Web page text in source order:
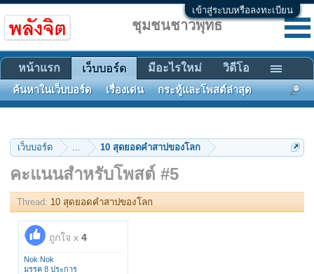
เข้าสู่ระบบหรือลงทะเบียน
เว็บบอร์ด ... 10 สุดยอดคำสาปของโลก
คะแนนสำหรับโพสต์ #5
Thread: 10 สุดยอดคำสาปของโลก
ถูกใจ x 4
Nok Nok
มรรค 8 ประการ
ชุมชนชาวพุทธ
หน้าแรก เว็บบอร์ด
ค้นหาในเว็บบอร์ด เรื่องเด่น กระทู้และโพสต์ล่าสุด
มีอะไรใหม่ วิดีโอ